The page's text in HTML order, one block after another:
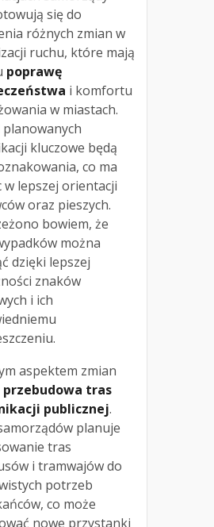
się do
różnych zmian w
ruchu, które mają
poprawę
i komfortu
w miastach.
kluczowe będą
co ma
w lepszej orientacji
oraz pieszych.
bowiem, że
można
dzięki lepszej
znaków
i ich
aspektem zmian
przebudowa tras
publicznej.
planuje
tras
i tramwajów do
potrzeb
co może
nowe przystanki